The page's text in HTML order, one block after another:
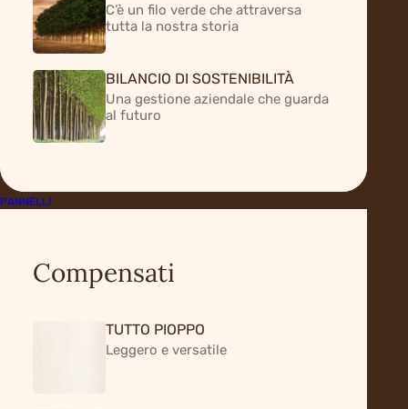
C’è un filo verde che attraversa
tutta la nostra storia
BILANCIO DI SOSTENIBILITÀ
Una gestione aziendale che guarda
al futuro
PANNELLI
Compensati
TUTTO PIOPPO
Leggero e versatile
Home Certificazioni
L'affidabilità
internazionali